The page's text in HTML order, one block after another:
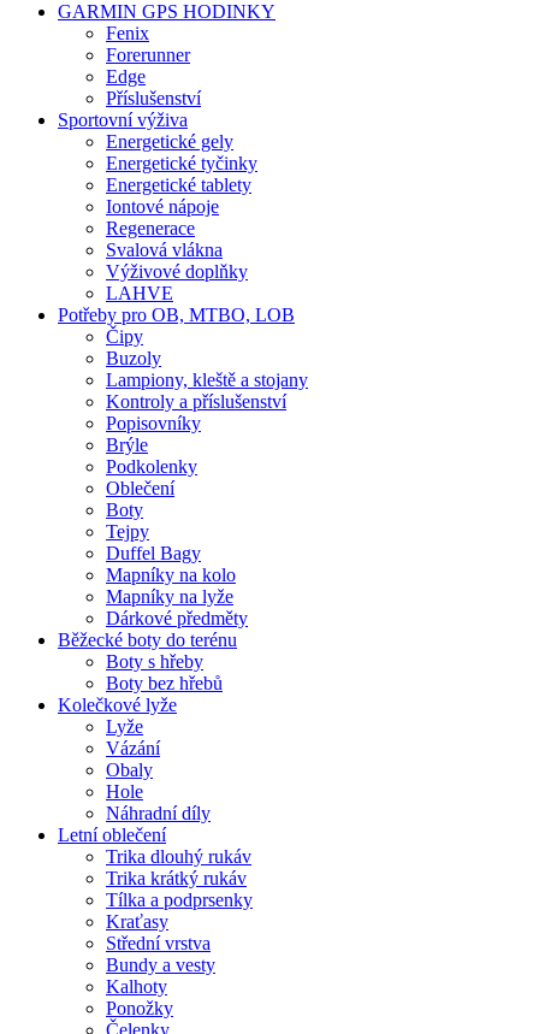
GARMIN GPS HODINKY
Fenix
Forerunner
Edge
Příslušenství
Sportovní výživa
Energetické gely
Energetické tyčinky
Energetické tablety
Iontové nápoje
Regenerace
Svalová vlákna
Výživové doplňky
LAHVE
Potřeby pro OB, MTBO, LOB
Čipy
Buzoly
Lampiony, kleště a stojany
Kontroly a příslušenství
Popisovníky
Brýle
Podkolenky
Oblečení
Boty
Tejpy
Duffel Bagy
Mapníky na kolo
Mapníky na lyže
Dárkové předměty
Běžecké boty do terénu
Boty s hřeby
Boty bez hřebů
Kolečkové lyže
Lyže
Vázání
Obaly
Hole
Náhradní díly
Letní oblečení
Trika dlouhý rukáv
Trika krátký rukáv
Tílka a podprsenky
Kraťasy
Střední vrstva
Bundy a vesty
Kalhoty
Ponožky
Čelenky